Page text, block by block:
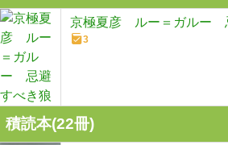
京極夏彦 ルー＝ガルー
3
積読本(22冊)